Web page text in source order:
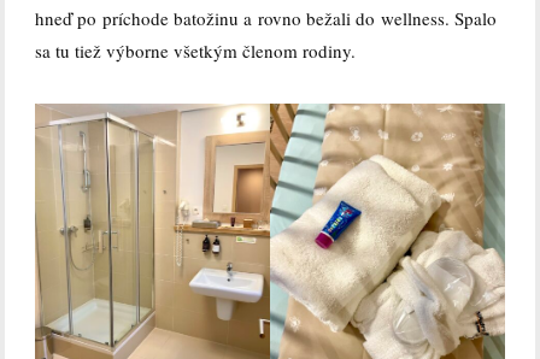
hneď po príchode batožinu a rovno bežali do wellness. Spalo
sa tu tiež výborne všetkým členom rodiny.